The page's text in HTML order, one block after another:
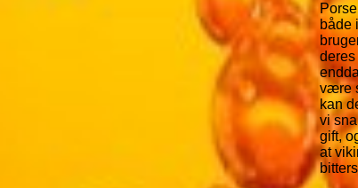
både
være
kan
vi
gift,
at